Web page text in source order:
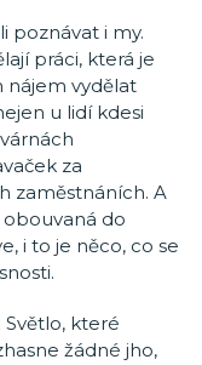
poznávat i my.
práci, která je
nájem vydělat
u lidí kdesi
za
zaměstnáních. A
do
i to je něco, co se
které
žádné jho,